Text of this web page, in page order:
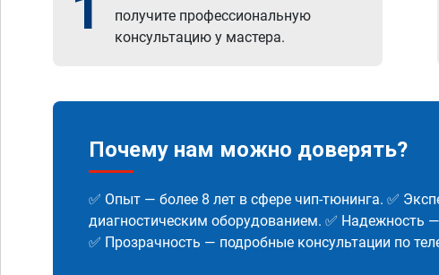
получите профессиональную
консультацию у мастера.
Почему нам можно доверять?
✅ Опыт — более 8 лет в сфере чип-тюнинга. ✅
диагностическим оборудованием. ✅ Надежность
✅ Прозрачность — подробные консультации по